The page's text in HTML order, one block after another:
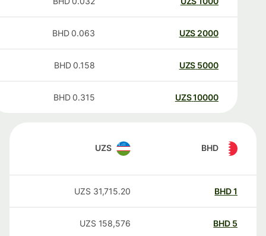
2000
UZS
0.063
BHD
5000
UZS
0.158
BHD
10000
UZS
0.315
BHD
BHD
UZS
BHD
31,715.20
UZS
BHD
158,576
UZS